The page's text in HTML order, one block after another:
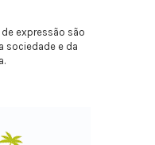
expressão são
sociedade e da